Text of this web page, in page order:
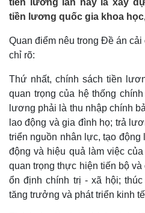
tiền lương lần này là xây
tiền lương quốc gia khoa
Quan điểm nêu trong Đề án
chỉ rõ:
Thứ nhất, chính sách tiền
quan trọng của hệ thống
lương phải là thu nhập chính
lao động và gia đình họ; trả
triển nguồn nhân lực, tạo
động và hiệu quả làm việc
quan trọng thực hiện tiến bộ
ổn định chính trị - xã hội;
tăng trưởng và phát triển kinh